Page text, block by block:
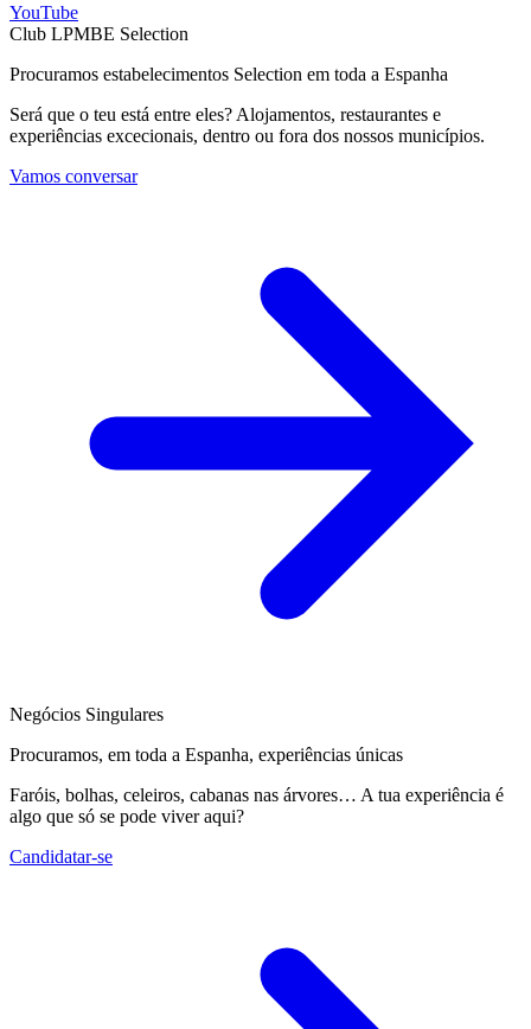
YouTube
Club LPMBE Selection
Procuramos estabelecimentos Selection em toda a Espanha
Será que o teu está entre eles? Alojamentos, restaurantes e
experiências excecionais, dentro ou fora dos nossos municípios.
Vamos conversar
Negócios Singulares
Procuramos, em toda a Espanha, experiências únicas
Faróis, bolhas, celeiros, cabanas nas árvores… A tua experiência é
algo que só se pode viver aqui?
Candidatar-se